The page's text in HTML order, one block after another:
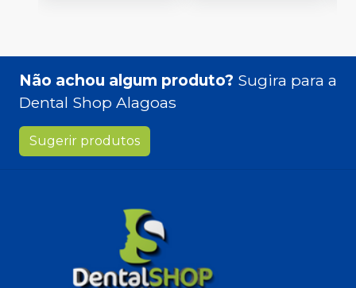
Não achou algum produto? Sugira para a
Dental Shop Alagoas
Sugerir produtos